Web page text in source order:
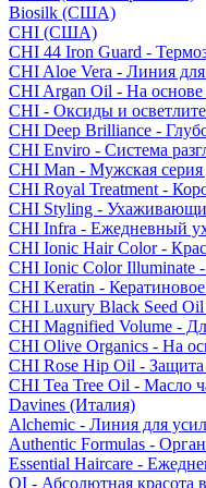
Biosilk (США)
CHI (США)
CHI 44 Iron Guard -
CHI Aloe Vera - Линия
CHI Argan Oil - На
CHI - Оксиды и
CHI Deep Brilliance -
CHI Enviro - Система
CHI Man - Мужская серия
CHI Royal Treatment -
CHI Styling -
CHI Infra - Ежедневный
CHI Ionic Hair Color -
CHI Ionic Color Illuminate
CHI Keratin -
CHI Luxury Black Seed
CHI Magnified Volume -
CHI Olive Organics - На
CHI Rose Hip Oil -
CHI Tea Tree Oil - Масло
Davines (Италия)
Alchemic - Линия для
Authentic Formulas -
Essential Haircare -
OI - Абсолютная красота